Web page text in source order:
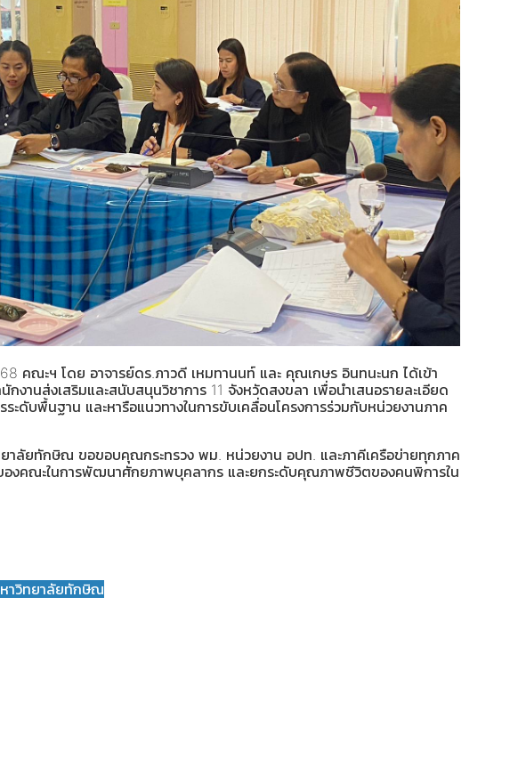
คณะฯ โดย อาจารย์ดร.ภาวดี เหมทานนท์ และ คุณเกษร อินทนะนก ได้เข้า
งานส่งเสริมและสนับสนุนวิชาการ 11 จังหวัดสงขลา เพื่อนำเสนอรายละเอียด
ะดับพื้นฐาน และหารือแนวทางในการขับเคลื่อนโครงการร่วมกับหน่วยงานภาค
าลัยทักษิณ ขอขอบคุณกระทรวง พม. หน่วยงาน อปท. และภาคีเครือข่ายทุกภาค
งคณะในการพัฒนาศักยภาพบุคลากร และยกระดับคุณภาพชีวิตของคนพิการใน
าวิทยาลัยทักษิณ